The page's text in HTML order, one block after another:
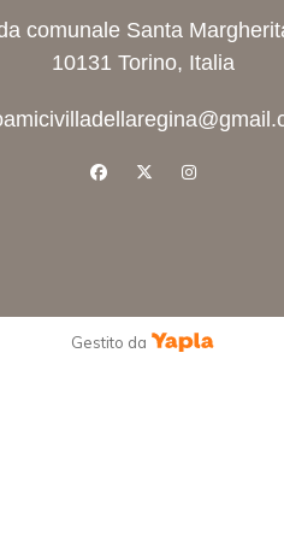
comunale Santa
10131 Torino, Italia
facebookx-twitterinstagram
Gestito da